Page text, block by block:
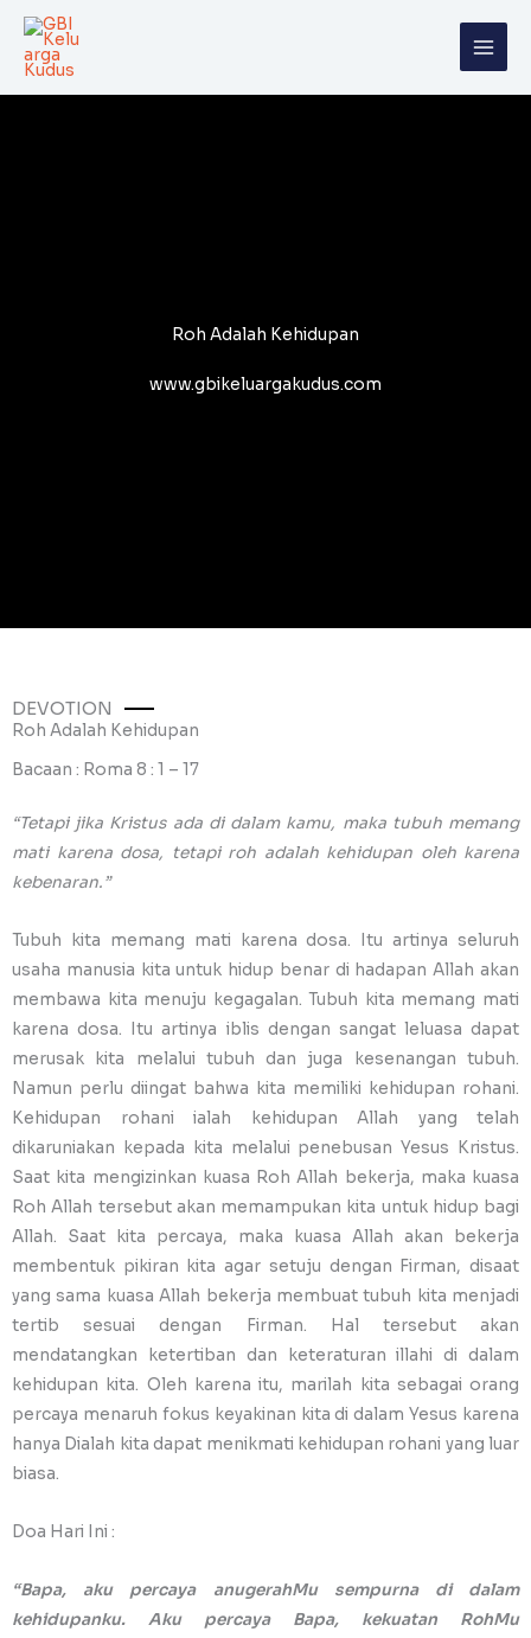
Skip
content
Roh Adalah Kehidupan
www.gbikeluargakudus.com
DEVOTION
Roh Adalah Kehidupan
Bacaan : Roma 8 : 1 – 17
“Tetapi jika Kristus ada di dalam kamu, maka tubuh memang
mati karena dosa, tetapi roh adalah kehidupan oleh karena
kebenaran.”
Tubuh kita memang mati karena dosa. Itu artinya seluruh
usaha manusia kita untuk hidup benar di hadapan Allah akan
membawa kita menuju kegagalan. Tubuh kita memang mati
karena dosa. Itu artinya iblis dengan sangat leluasa dapat
merusak kita melalui tubuh dan juga kesenangan tubuh.
Namun perlu diingat bahwa kita memiliki kehidupan rohani.
Kehidupan rohani ialah kehidupan Allah yang telah
dikaruniakan kepada kita melalui penebusan Yesus Kristus.
Saat kita mengizinkan kuasa Roh Allah bekerja, maka kuasa
Roh Allah tersebut akan memampukan kita untuk hidup bagi
Allah. Saat kita percaya, maka kuasa Allah akan bekerja
membentuk pikiran kita agar setuju dengan Firman, disaat
yang sama kuasa Allah bekerja membuat tubuh kita menjadi
tertib sesuai dengan Firman. Hal tersebut akan
mendatangkan ketertiban dan keteraturan illahi di dalam
kehidupan kita. Oleh karena itu, marilah kita sebagai orang
percaya menaruh fokus keyakinan kita di dalam Yesus karena
hanya Dialah kita dapat menikmati kehidupan rohani yang luar
biasa.
Doa Hari Ini :
“Bapa, aku percaya anugerahMu sempurna di dalam
kehidupanku. Aku percaya Bapa, kekuatan RohMu